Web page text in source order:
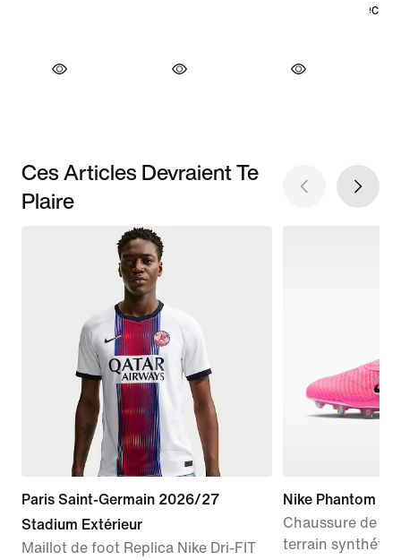
Ces Articles Devraient Te
Plaire
Paris Saint-Germain 2026/27
Stadium Extérieur
Maillot de foot Replica Nike Dri-FIT
Nike Phantom 6
Chaussure de
terrain